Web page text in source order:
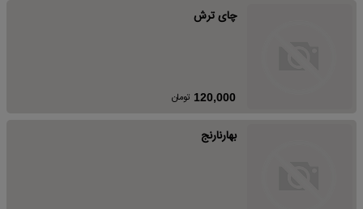
چای ترش
120,000 تومان
بهارنارنج